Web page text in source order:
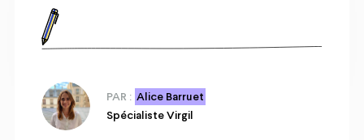
PAR : Alice Barruet
Spécialiste Virgil